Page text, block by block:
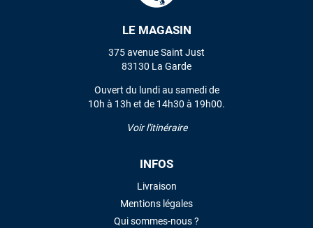
LE MAGASIN
375 avenue Saint Just
83130 La Garde
Ouvert du lundi au samedi de
10h à 13h et de 14h30 à 19h00.
Voir l'itinéraire
INFOS
Livraison
Mentions légales
Qui sommes-nous ?
VOIR TOUS LES AVIS
LAISSER UN AVIS